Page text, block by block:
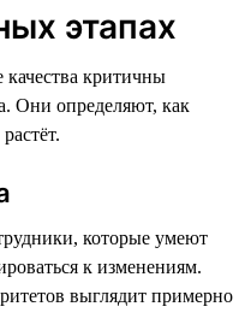
этапах
критичны
Они определяют, как
которые умеют
к изменениям.
выглядит примерно